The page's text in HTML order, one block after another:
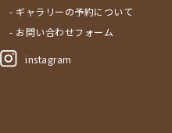
- ギャラリーの予約について
- お問い合わせフォーム
instagram